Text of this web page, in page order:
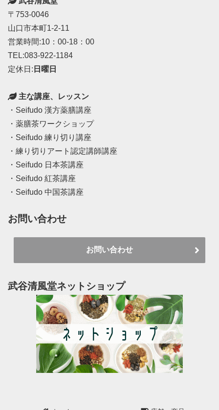
〒753-0046
山口市本町1-2-11
営業時間:10：00-18：00
TEL:083-922-1184
定休日: 日曜日
主な講座、レッスン
・Seifudo 漢方薬膳講座
・薬膳茶ワークショップ
・Seifudo 練り切り講座
・練り切りアート認定講師講座
・Seifudo 日本茶講座
・Seifudo 紅茶講座
・Seifudo 中国茶講座
お問い合わせ
お問い合わせ
武谷清風堂ネットショップ